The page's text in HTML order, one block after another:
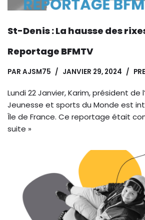
St-Denis : La hausse des
Reportage BFMTV
PAR AJSM75 JANVIER 29, 2024
Lundi 22 Janvier, Karim, président de
Jeunesse et sports du Monde est
Île de France. Ce reportage était
suite »